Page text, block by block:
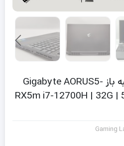
لپتاپ گیمینگ نو جعبه باز Gigabyte AORUS5-
RX5m i7-12700H | 32G |
Gaming